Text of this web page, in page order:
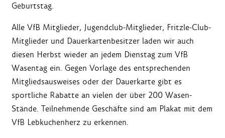
Geburtstag.
Alle VfB Mitglieder, Jugendclub-Mitglieder, Fritzle-Club-
Mitglieder und Dauerkartenbesitzer laden wir auch
diesen Herbst wieder an jedem Dienstag zum VfB
Wasentag ein. Gegen Vorlage des entsprechenden
Mitgliedsausweises oder der Dauerkarte gibt es
sportliche Rabatte an vielen der über 200 Wasen-
Stände. Teilnehmende Geschäfte sind am Plakat mit dem
VfB Lebkuchenherz zu erkennen.